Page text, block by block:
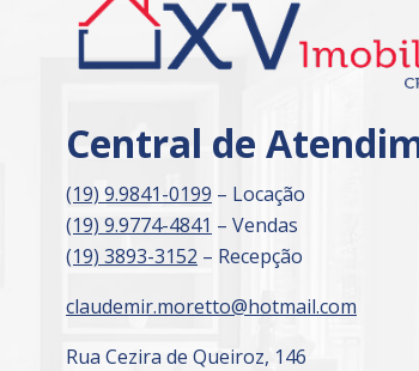
Central de
(19) 9.9841-0199 – Locação
(19) 9.9774-4841 – Vendas
(19) 3893-3152 – Recepção
claudemir.moretto@hotmail.com
Rua Cezira de Queiroz, 146